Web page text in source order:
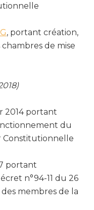
, portant création,
de mise
2014 portant
du
Constitutionnelle
portant
n°94-11 du 26
membres de la